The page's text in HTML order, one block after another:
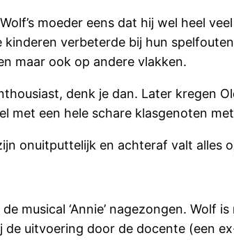
moeder eens dat hij wel heel
verbeterde bij hun
maar ook op andere vlakken.
denk je dan. Later kregen
met een hele schare klasgenoten
onuitputtelijk en achteraf valt alles
musical ‘Annie’ nagezongen.
uitvoering door de docente (een